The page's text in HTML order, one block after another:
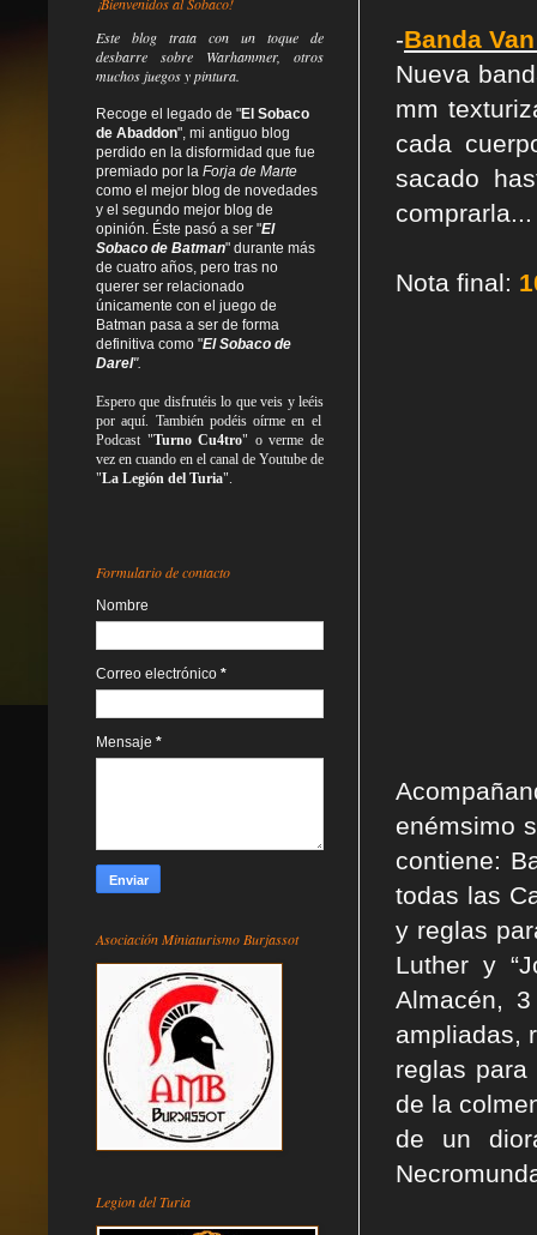
-Banda
Nueva
mm
cada
sacado
comprarla...
Nota final:
enémsimo
contiene:
todas las
y reglas
Luther y
Almacén,
ampliadas,
reglas para
de la
de un
Este blog trata con un toque de
desbarre sobre Warhammer, otros
muchos juegos y pintura.
Recoge el legado de "El Sobaco
de Abaddon", mi antiguo blog
perdido en la disformidad que fue
premiado por la Forja de Marte
como el mejor blog de novedades
y el segundo mejor blog de
opinión. Éste pasó a ser "El
Sobaco de Batman" durante más
de cuatro años, pero tras no
querer ser relacionado
únicamente con el juego de
Batman pasa a ser de forma
definitiva como "El Sobaco de
Darel".
Espero que disfrutéis lo queveis yleéis
por aquí. También podéis oírme en el
Podcast "Turno Cu4tro" o verme de
vez en cuando en el canal de Youtube de
"La Legión del Turia".
Formulario de contacto
Nombre
Correo electrónico *
Mensaje *
Asociación Miniaturismo Burjassot
Legion del Turia